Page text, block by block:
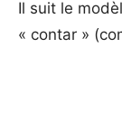
Il suit le
« contar »